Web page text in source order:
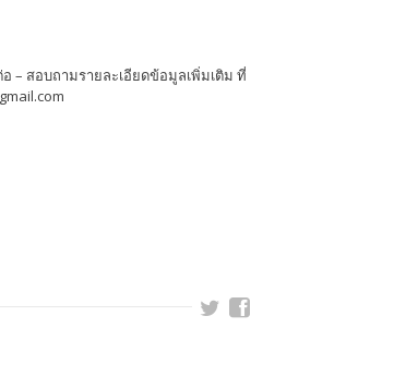
สอบถามรายละเอียดข้อมูลเพิ่มเติม ที่